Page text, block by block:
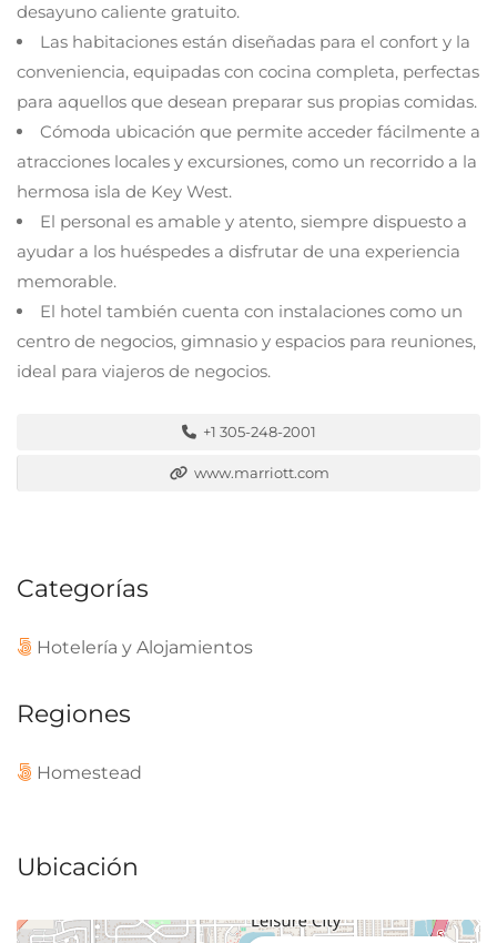
desayuno caliente gratuito.
Las habitaciones están diseñadas para el confort y la
conveniencia, equipadas con cocina completa, perfectas
para aquellos que desean preparar sus propias comidas.
Cómoda ubicación que permite acceder fácilmente a
atracciones locales y excursiones, como un recorrido a la
hermosa isla de Key West.
El personal es amable y atento, siempre dispuesto a
ayudar a los huéspedes a disfrutar de una experiencia
memorable.
El hotel también cuenta con instalaciones como un
centro de negocios, gimnasio y espacios para reuniones,
ideal para viajeros de negocios.
+1 305-248-2001
www.marriott.com
Categorías
Hotelería y Alojamientos
Regiones
Homestead
Ubicación